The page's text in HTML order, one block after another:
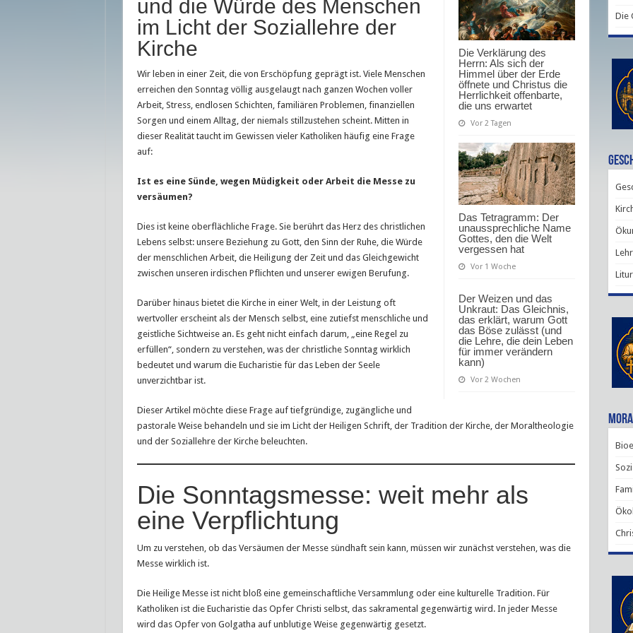
die
Messe
zu
versäumen?
Die Verklärung des
Herrn: Als sich der
Himmel über der Erde
öffnete und Christus die
Herrlichkeit offenbarte,
die uns erwartet
Vor 2 Tagen
Das Tetragramm: Der
unaussprechliche Name
Gottes, den die Welt
vergessen hat
Vor 1 Woche
Der Weizen und das
Unkraut: Das Gleichnis,
das erklärt, warum Gott
das Böse zulässt (und
die Lehre, die dein Leben
für immer verändern
kann)
Vor 2 Wochen
und die Würde des Menschen
im Licht der Soziallehre der
Kirche
Wir leben in einer Zeit, die von Erschöpfung geprägt ist. Viele Menschen
erreichen den Sonntag völlig ausgelaugt nach ganzen Wochen voller
Arbeit, Stress, endlosen Schichten, familiären Problemen, finanziellen
Sorgen und einem Alltag, der niemals stillzustehen scheint. Mitten in
dieser Realität taucht im Gewissen vieler Katholiken häufig eine Frage
auf:
Ist es eine Sünde, wegen Müdigkeit oder Arbeit die Messe zu
versäumen?
Dies ist keine oberflächliche Frage. Sie berührt das Herz des christlichen
Lebens selbst: unsere Beziehung zu Gott, den Sinn der Ruhe, die Würde
der menschlichen Arbeit, die Heiligung der Zeit und das Gleichgewicht
zwischen unseren irdischen Pflichten und unserer ewigen Berufung.
Darüber hinaus bietet die Kirche in einer Welt, in der Leistung oft
wertvoller erscheint als der Mensch selbst, eine zutiefst menschliche und
geistliche Sichtweise an. Es geht nicht einfach darum, „eine Regel zu
erfüllen“, sondern zu verstehen, was der christliche Sonntag wirklich
bedeutet und warum die Eucharistie für das Leben der Seele
unverzichtbar ist.
Dieser Artikel möchte diese Frage auf tiefgründige, zugängliche und
pastorale Weise behandeln und sie im Licht der Heiligen Schrift, der Tradition der Kirche, der Moraltheologie
und der Soziallehre der Kirche beleuchten.
Die Sonntagsmesse: weit mehr als
eine Verpflichtung
Um zu verstehen, ob das Versäumen der Messe sündhaft sein kann, müssen wir zunächst verstehen, was die
Messe wirklich ist.
Die Heilige Messe ist nicht bloß eine gemeinschaftliche Versammlung oder eine kulturelle Tradition. Für
Katholiken ist die Eucharistie das Opfer Christi selbst, das sakramental gegenwärtig wird. In jeder Messe
wird das Opfer von Golgatha auf unblutige Weise gegenwärtig gesetzt.
Die